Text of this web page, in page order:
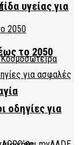
υγείας για
το 2050
οδηγίες για